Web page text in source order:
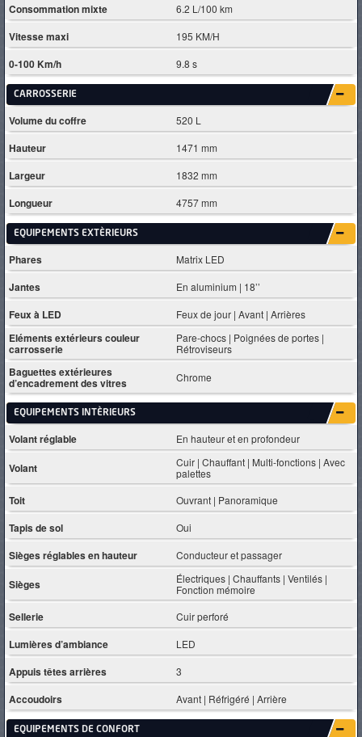
Consommation mixte 6.2 L/100 km
Vitesse maxi 195 KM/H
0-100 Km/h 9.8 s
CARROSSERIE
Volume du coffre 520 L
Hauteur 1471 mm
Largeur 1832 mm
Longueur 4757 mm
EQUIPEMENTS EXTÈRIEURS
Phares Matrix LED
Jantes En aluminium | 18’’
Feux à LED Feux de jour | Avant | Arrières
Eléments extérieurs couleur
carrosserie
Pare-chocs | Poignées de portes |
Rétroviseurs
Baguettes extérieures
d’encadrement des vitres Chrome
EQUIPEMENTS INTÈRIEURS
Volant réglable En hauteur et en profondeur
Volant
Cuir | Chauffant | Multi-fonctions | Avec
palettes
Toit Ouvrant | Panoramique
Tapis de sol Oui
Sièges réglables en hauteur Conducteur et passager
Sièges
Électriques | Chauffants | Ventilés |
Fonction mémoire
Sellerie Cuir perforé
Lumières d’ambiance LED
Appuis têtes arrières 3
Accoudoirs Avant | Réfrigéré | Arrière
EQUIPEMENTS DE CONFORT